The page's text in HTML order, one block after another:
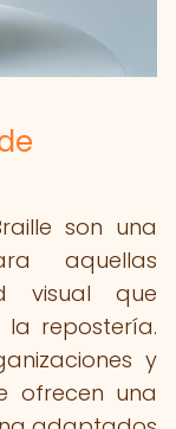
son una
aquellas
visual que
repostería.
y
ofrecen una